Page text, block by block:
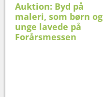
Auktion: Byd på
maleri, som børn og
unge lavede på
Forårsmessen